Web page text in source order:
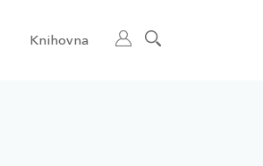
Knihovna